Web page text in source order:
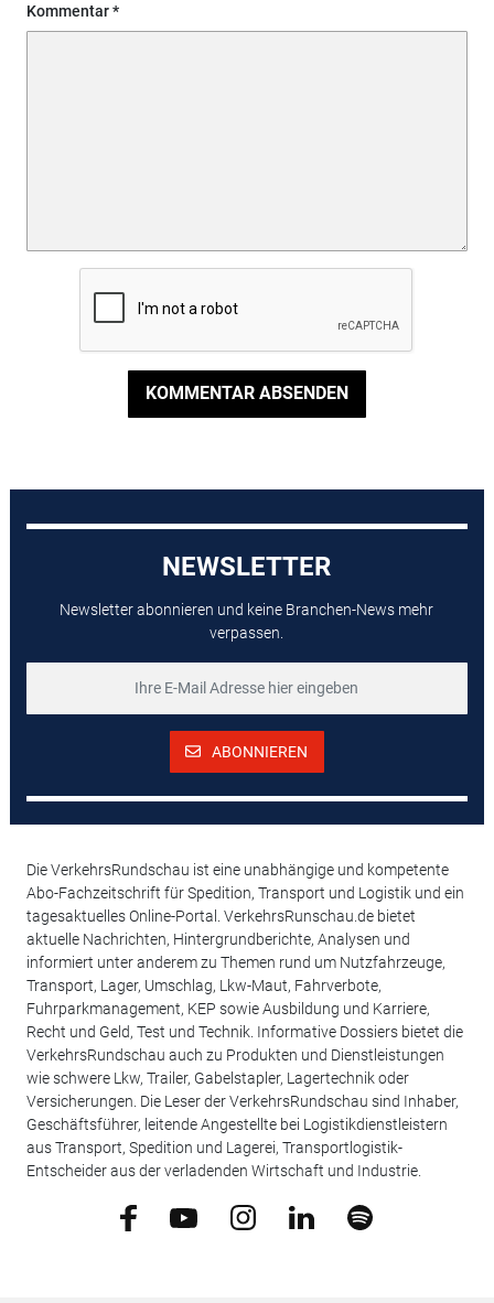
Kommentar
KOMMENTAR ABSENDEN
NEWSLETTER
Newsletter abonnieren und keine Branchen-News mehr
verpassen.
ABONNIEREN
Die VerkehrsRundschau ist eine unabhängige und kompetente
Abo-Fachzeitschrift für Spedition, Transport und Logistik und ein
tagesaktuelles Online-Portal. VerkehrsRunschau.de bietet
aktuelle Nachrichten, Hintergrundberichte, Analysen und
informiert unter anderem zu Themen rund um Nutzfahrzeuge,
Transport, Lager, Umschlag, Lkw-Maut, Fahrverbote,
Fuhrparkmanagement, KEP sowie Ausbildung und Karriere,
Recht und Geld, Test und Technik. Informative Dossiers bietet die
VerkehrsRundschau auch zu Produkten und Dienstleistungen
wie schwere Lkw, Trailer, Gabelstapler, Lagertechnik oder
Versicherungen. Die Leser der VerkehrsRundschau sind Inhaber,
Geschäftsführer, leitende Angestellte bei Logistikdienstleistern
aus Transport, Spedition und Lagerei, Transportlogistik-
Entscheider aus der verladenden Wirtschaft und Industrie.